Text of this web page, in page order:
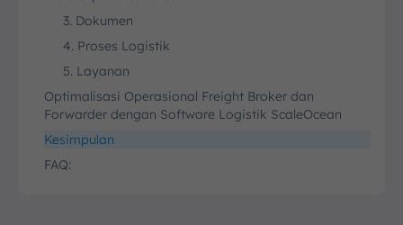
3. Dokumen
4. Proses Logistik
5. Layanan
Optimalisasi Operasional Freight Broker dan
Forwarder dengan Software Logistik ScaleOcean
Kesimpulan
FAQ: